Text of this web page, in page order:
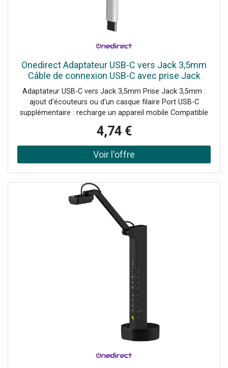
Onedirect Adaptateur USB-C vers Jack 3,5mm
Câble de connexion USB-C avec prise Jack
3,5mm et port de charge USB-C.
Adaptateur USB-C vers Jack 3,5mm Prise Jack 3,5mm :
ajout d'écouteurs ou d'un casque filaire Port USB-C
supplémentaire : recharge un appareil mobile Compatible
4,74 €